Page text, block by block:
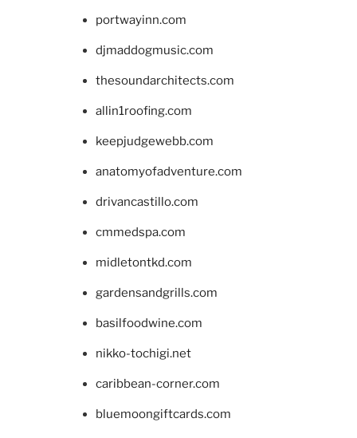
portwayinn.com
djmaddogmusic.com
thesoundarchitects.com
allin1roofing.com
keepjudgewebb.com
anatomyofadventure.com
drivancastillo.com
cmmedspa.com
midletontkd.com
gardensandgrills.com
basilfoodwine.com
nikko-tochigi.net
caribbean-corner.com
bluemoongiftcards.com